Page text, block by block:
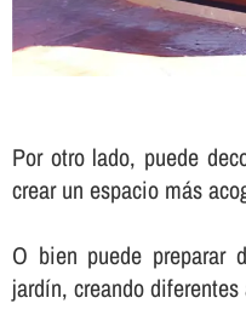
Por otro lado, puede
crear un espacio más
O bien puede preparar
jardí­n, creando